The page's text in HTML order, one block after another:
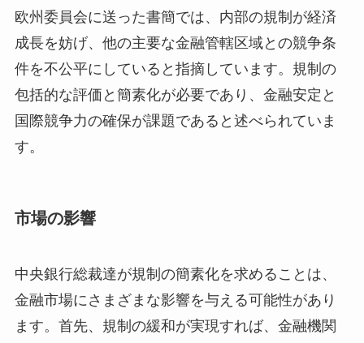
欧州委員会に送った書簡では、内部の規制が経済
成長を妨げ、他の主要な金融管轄区域との競争条
件を不公平にしていると指摘しています。規制の
包括的な評価と簡素化が必要であり、金融安定と
国際競争力の確保が課題であると述べられていま
す。
市場の影響
中央銀行総裁達が規制の簡素化を求めることは、
金融市場にさまざまな影響を与える可能性があり
ます。首先、規制の緩和が実現すれば、金融機関